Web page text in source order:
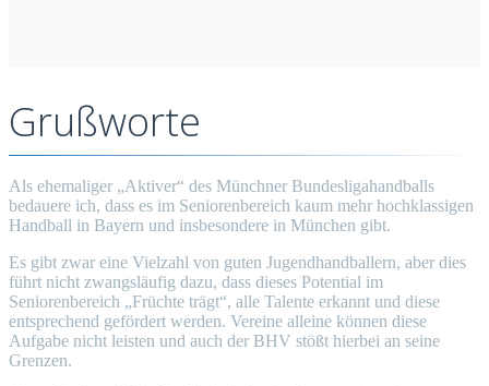
Grußworte
Als ehemaliger „Aktiver“ des Münchner Bundesligahandballs
bedauere ich, dass es im Seniorenbereich kaum mehr hochklassigen
Handball in Bayern und insbesondere in München gibt.
Es gibt zwar eine Vielzahl von guten Jugendhandballern, aber dies
führt nicht zwangsläufig dazu, dass dieses Potential im
Seniorenbereich „Früchte trägt“, alle Talente erkannt und diese
entsprechend gefördert werden. Vereine alleine können diese
Aufgabe nicht leisten und auch der BHV stößt hierbei an seine
Grenzen.